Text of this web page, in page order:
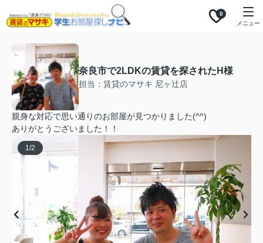
0
メニュー
奈良市で2LDKの賃貸を探されたH様
担当：賃貸のマサキ 尼ヶ辻店
親身な対応で思い通りのお部屋が見つかりました(^^)
ありがとうございました！！
1/2